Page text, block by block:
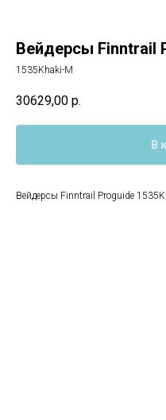
Вейдерсы Finntrail
1535Khaki-M
30629,00 р.
В
Вейдерсы Finntrail Proguide